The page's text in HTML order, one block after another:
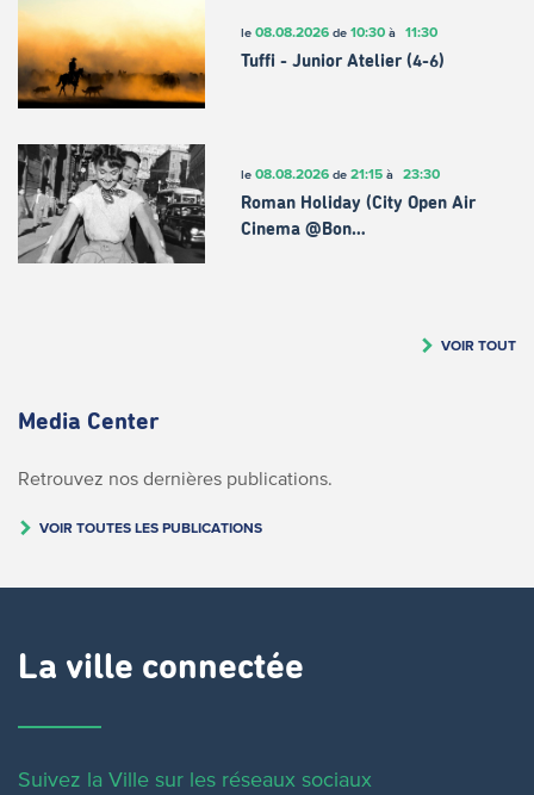
le 08.08.2026de 10:30à 11:30
Tuffi - Junior Atelier (4-6)
le 08.08.2026de 21:15à 23:30
Roman Holiday (City Open Air
Cinema @Bon…
VOIR TOUT
Media Center
Retrouvez nos dernières publications.
VOIR TOUTES LES PUBLICATIONS
La ville connectée
Suivez la Ville sur les réseaux sociaux